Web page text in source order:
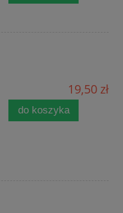
19,50 zł
do koszyka